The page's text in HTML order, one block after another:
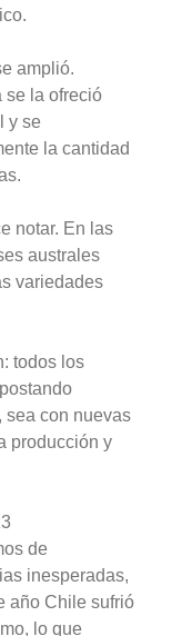
amplió.
se la ofreció
y se
la cantidad
notar. En las
australes
variedades
todos los
sea con nuevas
producción y
de
inesperadas,
año Chile sufrió
lo que